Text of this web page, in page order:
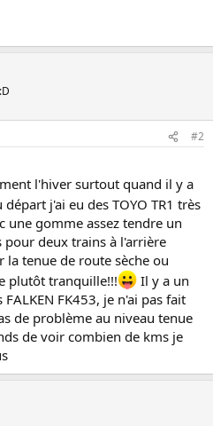
#2
l'hiver surtout quand il y a
départ j'ai eu des TOYO TR1 très
une gomme assez tendre un
deux trains à l'arrière
la tenue de route sèche ou
plutôt tranquille!!!
Il y a un
FK453, je n'ai pas fait
de problème au niveau tenue
de voir combien de kms je